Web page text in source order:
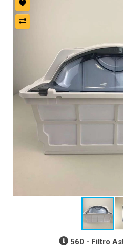
560 - Filtro